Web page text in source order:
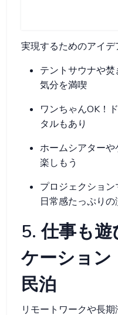
実現するためのアイデ
テントサウナや
気分を満喫
ワンちゃんOK！
タルもあり
ホームシアター
楽しもう
プロジェクショ
日常感たっぷりの
5. 仕事も
ケーション
民泊
リモートワークや長